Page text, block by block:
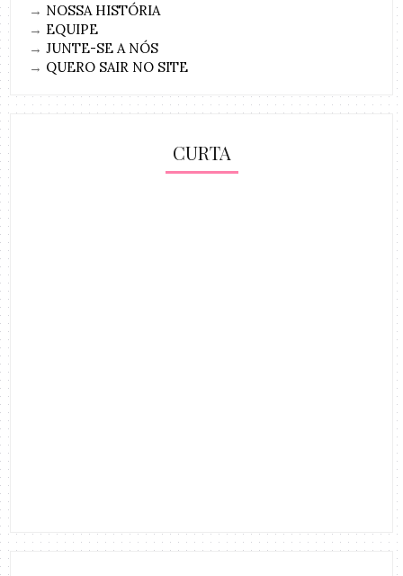
→ NOSSA HISTÓRIA
→ EQUIPE
→JUNTE-SE A NÓS
→ QUERO SAIR NO SITE
CURTA